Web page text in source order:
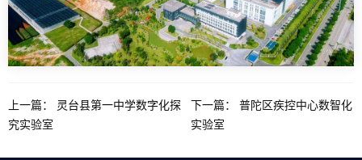
上一篇： 灵台县第一中学数字化探
究实验室
下一篇： 普陀区疾控中心数智化
实验室